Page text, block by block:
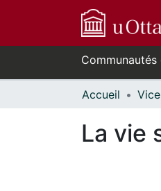
Accueil
La vie